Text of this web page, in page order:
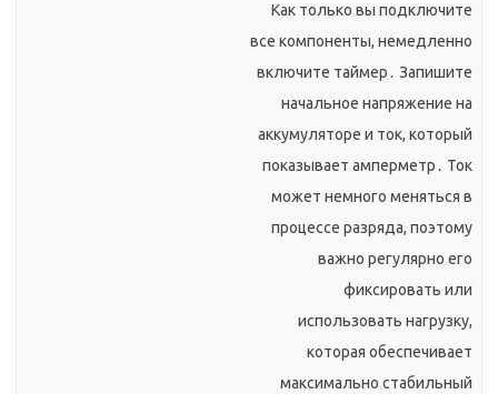
Как только вы подключите
все компоненты, немедленно
включите таймер․ Запишите
начальное напряжение на
аккумуляторе и ток, который
показывает амперметр․ Ток
может немного меняться в
процессе разряда, поэтому
важно регулярно его
фиксировать или
использовать нагрузку,
которая обеспечивает
максимально стабильный